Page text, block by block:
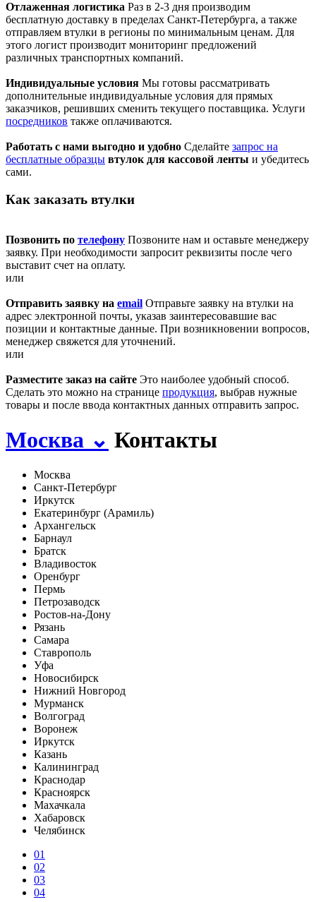
Отлаженная логистика Раз в 2-3 дня производим
бесплатную доставку в пределах Санкт-Петербурга, а также
отправляем втулки в регионы по минимальным ценам. Для
этого логист производит мониторинг предложений
различных транспортных компаний.
Индивидуальные условия Мы готовы рассматривать
дополнительные индивидуальные условия для прямых
заказчиков, решивших сменить текущего поставщика. Услуги
посредников также оплачиваются.
Работать с нами выгодно и удобно Сделайте запрос на
бесплатные образцы втулок для кассовой ленты и убедитесь
сами.
Как заказать втулки
Позвонить по телефону Позвоните нам и оставьте менеджеру
заявку. При необходимости запросит реквизиты после чего
выставит счет на оплату.
или
Отправить заявку на email Отправьте заявку на втулки на
адрес электронной почты, указав заинтересовавшие вас
позиции и контактные данные. При возникновении вопросов,
менеджер свяжется для уточнений.
или
Разместите заказ на сайте Это наиболее удобный способ.
Сделать это можно на странице продукция, выбрав нужные
товары и после ввода контактных данных отправить запрос.
Москва ⌄ Контакты
Москва
Санкт-Петербург
Иркутск
Екатеринбург (Арамиль)
Архангельск
Барнаул
Братск
Владивосток
Оренбург
Пермь
Петрозаводск
Ростов-на-Дону
Рязань
Самара
Ставрополь
Уфа
Новосибирск
Нижний Новгород
Мурманск
Волгоград
Воронеж
Иркутск
Казань
Калининград
Краснодар
Красноярск
Махачкала
Хабаровск
Челябинск
01
02
03
04